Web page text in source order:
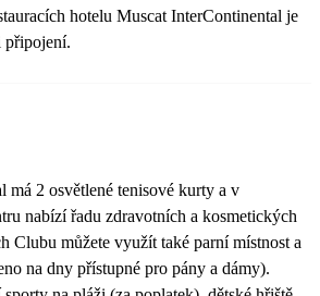
hotelu Muscat InterContinental je
připojení.
má 2 osvětlené tenisové kurty a v
nabízí řadu zdravotních a kosmetických
Clubu můžete využít také parní místnost a
na dny přístupné pro pány a dámy).